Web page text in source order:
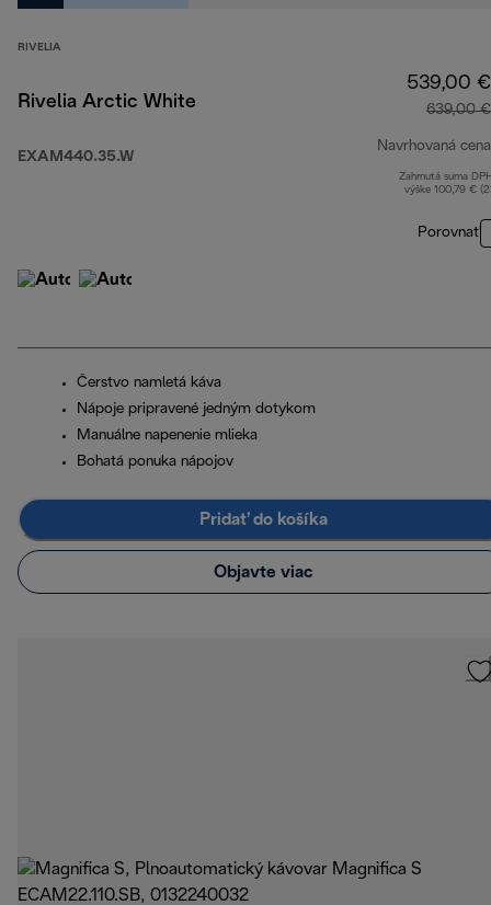
RIVELIA
Rivelia Arctic White
EXAM440.35.W
539,00 €
639,00 €
Navrhovaná cena
Zahrnutá suma
výške 100,79 €
Porovnať
Čerstvo namletá káva
Nápoje pripravené jedným dotykom
Manuálne napenenie mlieka
Bohatá ponuka nápojov
Pridať do košíka
Objavte viac